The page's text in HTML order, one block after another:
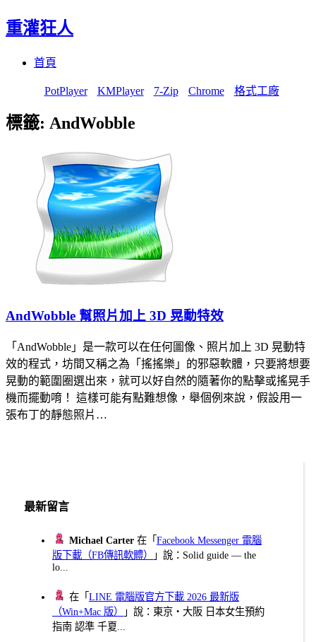
重灌狂人
首頁
PotPlayer KMPlayer 7-Zip Chrome 格式工廠
標籤: AndWobble
AndWobble 幫照片加上 3D 晃動特效
「AndWobble」是一款可以在任何圖像、照片加上 3D 晃動特
效的程式，坊間又稱之為「搖搖樂」的邪惡軟體，只要將想要
晃動的範圍圈選出來，就可以好自然的隨著你的點擊或搖晃手
機而擺動唷！ 這樣可能有點難想像，舉個例來說，假設用一
張布丁的靜態照片…
最新留言
Michael Carter 在「Facebook Messenger 電腦
版下載（FB傳訊軟體）
」說：Solid guide — the
lo...
在「LINE 電腦版官方下載 2026 最新版
（Win+Mac 版）
」說：東京・大阪 日本女生預約
指南 認準 千夏...